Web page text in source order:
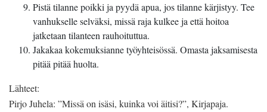
Pistä tilanne poikki ja pyydä apua, jos tilanne kärjistyy. Tee
vanhukselle selväksi, missä raja kulkee ja että hoitoa
jatketaan tilanteen rauhoituttua.
Jakakaa kokemuksianne työyhteisössä. Omasta jaksamisesta
pitää pitää huolta.
Lähteet:
Pirjo Juhela: ”Missä on isäsi, kuinka voi äitisi?”, Kirjapaja.